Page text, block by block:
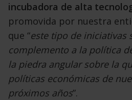
incubadora de alta
promovida por nuestra
que “este tipo de iniciativas
complemento a la política
la piedra angular sobre la
políticas económicas de
próximos años”.